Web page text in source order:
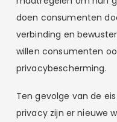
doen consumenten
verbinding en
willen consumenten
privacybescherming.
Ten gevolge van de
privacy zijn er nieuwe